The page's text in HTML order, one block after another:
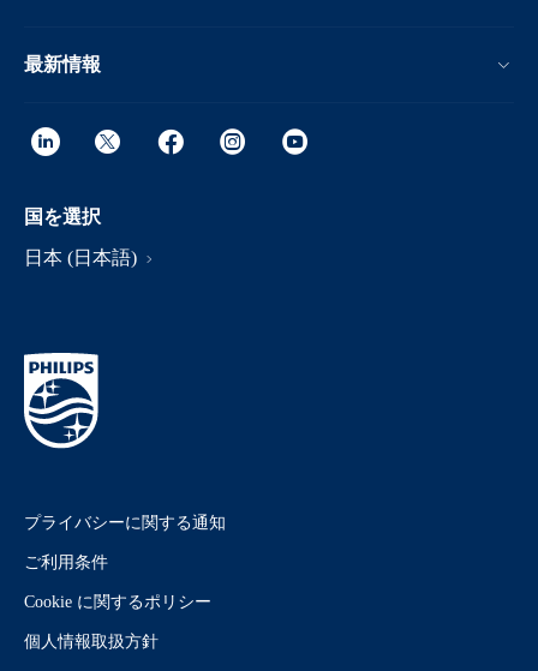
最新情報
国を選択
日本 (日本語)
プライバシーに関する通知
ご利用条件
Cookie に関するポリシー
個人情報取扱方針